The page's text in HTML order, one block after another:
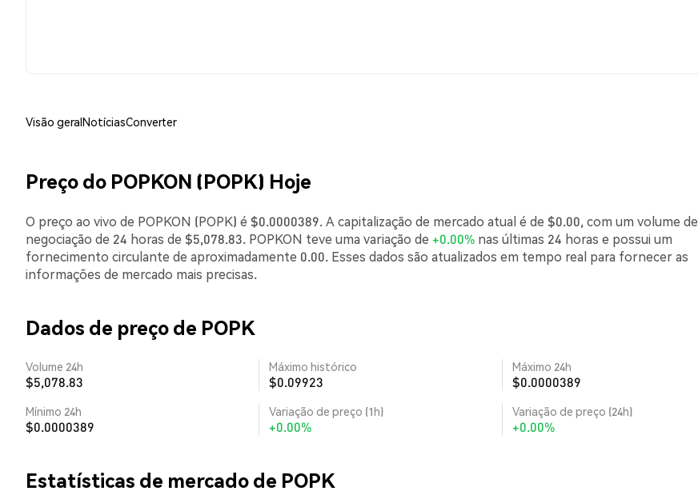
Visão geralNotíciasConverter
Preço do POPKON (POPK) Hoje
O preço ao vivo de POPKON (POPK) é $0.0000389. A capitalização de mercado atual é de $0.00, com um volume de
negociação de 24 horas de $5,078.83. POPKON teve uma variação de +0.00% nas últimas 24 horas e possui um
fornecimento circulante de aproximadamente 0.00. Esses dados são atualizados em tempo real para fornecer as
informações de mercado mais precisas.
Dados de preço de POPK
Volume 24h
$5,078.83
Máximo histórico
$0.09923
Máximo 24h
$0.0000389
Mínimo 24h
$0.0000389
Variação de preço (1h)
+0.00%
Variação de preço (24h)
+0.00%
Estatísticas de mercado de POPK